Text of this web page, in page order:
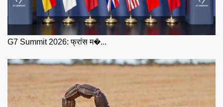
G7 Summit 2026: फ्रांस म�...